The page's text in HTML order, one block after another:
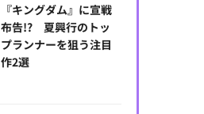
『キングダム』に宣戦
布告!? 夏興行のトッ
プランナーを狙う注目
作2選